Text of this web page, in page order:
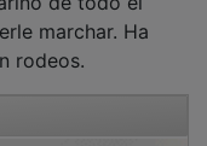
marchar. Ha
rodeos.